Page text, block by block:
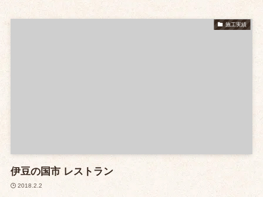
施工実績
伊豆の国市 レストラン
2018.2.2